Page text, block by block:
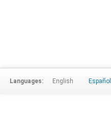
Languages: English Español